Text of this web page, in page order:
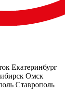
Екатеринбург
Омск
Ставрополь